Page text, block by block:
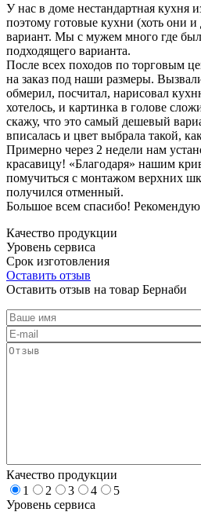
У нас в доме нестандартная кухня
поэтому готовые кухни (хоть они
вариант. Мы с мужем много где
подходящего варианта.
После всех походов по торговым
на заказ под наши размеры.
обмерил, посчитал, нарисовал
хотелось, и картинка в голове
скажу, что это самый дешевый
вписалась и цвет выбрала такой,
Примерно через 2 недели нам
красавицу! «Благодаря» нашим
помучиться с монтажом верхних
получился отменный.
Большое всем спасибо!
Качество продукции
Уровень сервиса
Срок изготовления
Оставить отзыв
Оставить отзыв на товар Бернаби
Качество продукции
1
2 3 4
5
Уровень сервиса